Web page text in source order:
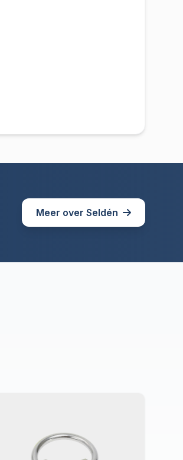
Meer over Seldén